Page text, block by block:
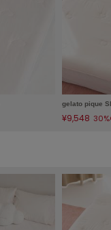
gelato pique
¥9,548